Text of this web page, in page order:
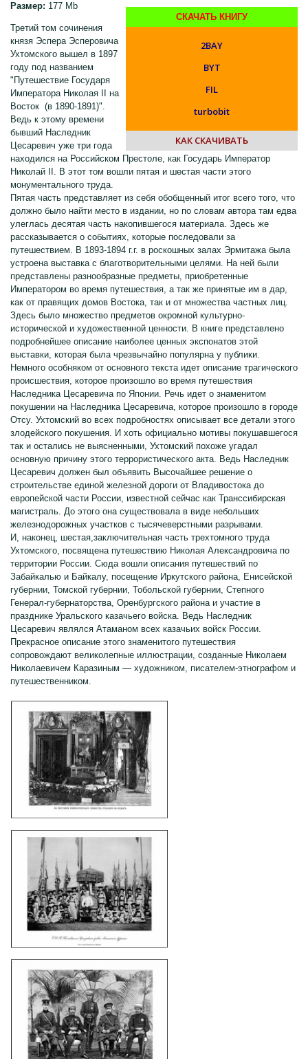
СКАЧАТЬ КНИГУ
2BAY
BYT
FIL
turbobit
КАК СКАЧИВАТЬ
Размер: 177 Mb
Третий том сочинения
князя Эспера Эсперовича
Ухтомского вышел в 1897
году под названием
"Путешествие Государя
Императора Николая II на
Восток (в 1890-1891)".
Ведь к этому времени
бывший Наследник
Цесаревич уже три года
находился на Российском Престоле, как Государь Император
Николай II. В этот том вошли пятая и шестая части этого
монументального труда.
Пятая часть представляет из себя обобщенный итог всего того, что
должно было найти место в издании, но по словам автора там едва
улеглась десятая часть накопившегося материала. Здесь же
рассказывается о событиях, которые последовали за
путешествием. В 1893-1894 г.г. в роскошных залах Эрмитажа была
устроена выставка с благотворительными целями. На ней были
представлены разнообразные предметы, приобретенные
Императором во время путешествия, а так же принятые им в дар,
как от правящих домов Востока, так и от множества частных лиц.
Здесь было множество предметов окромной культурно-
исторической и художественной ценности. В книге представлено
подробнейшее описание наиболее ценных экспонатов этой
выставки, которая была чрезвычайно популярна у публики.
Немного особняком от основного текста идет описание трагического
происшествия, которое произошло во время путешествия
Наследника Цесаревича по Японии. Речь идет о знаменитом
покушении на Наследника Цесаревича, которое произошло в городе
Отсу. Ухтомский во всех подробностях описывает все детали этого
злодейского покушения. И хоть официально мотивы покушавшегося
так и остались не выясненными, Ухтомский похоже угадал
основную причину этого террористического акта. Ведь Наследник
Цесаревич должен был объявить Высочайшее решение о
строительстве единой железной дороги от Владивостока до
европейской части России, известной сейчас как Транссибирская
магистраль. До этого она существовала в виде небольших
железнодорожных участков с тысячеверстными разрывами.
И, наконец, шестая,заключительная часть трехтомного труда
Ухтомского, посвящена путешествию Николая Александровича по
территории России. Сюда вошли описания путешествий по
Забайкалью и Байкалу, посещение Иркутского района, Енисейской
губернии, Томской губернии, Тобольской губернии, Степного
Генерал-губернаторства, Оренбургского района и участие в
празднике Уральского казачьего войска. Ведь Наследник
Цесаревич являлся Атаманом всех казачьих войск России.
Прекрасное описание этого знаменитого путешествия
сопровождают великолепные иллюстрации, созданные Николаем
Николаевичем Каразиным — художником, писателем-этнографом и
путешественником.